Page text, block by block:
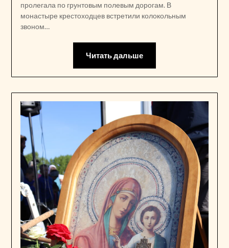
пролегала по грунтовым полевым дорогам. В
монастыре крестоходцев встретили колокольным
звоном…
Читать дальше